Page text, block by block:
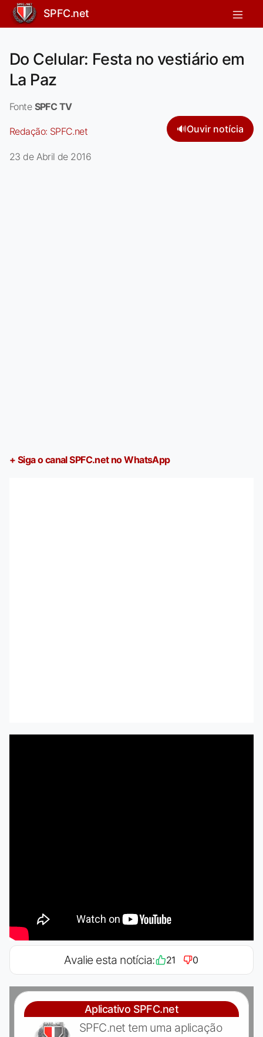
SPFC.net
Do Celular: Festa no vestiário em
La Paz
Fonte SPFC TV
Redação: SPFC.net 🔊Ouvir notícia
23 de Abril de 2016
+ Siga o canal SPFC.net no WhatsApp
Avalie esta notícia: 21 0
Aplicativo SPFC.net
SPFC.net tem uma aplicação